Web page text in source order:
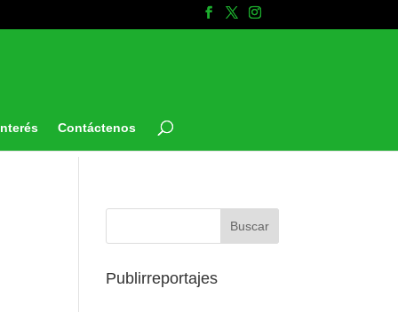
Contáctenos
Publirreportajes